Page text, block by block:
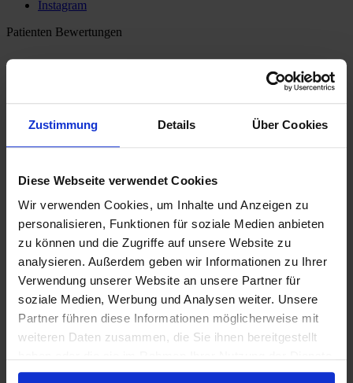
Zustimmung Details Über Cookies
Diese Webseite verwendet Cookies
Wir verwenden Cookies, um Inhalte und Anzeigen zu
personalisieren, Funktionen für soziale Medien anbieten
zu können und die Zugriffe auf unsere Website zu
analysieren. Außerdem geben wir Informationen zu Ihrer
Verwendung unserer Website an unsere Partner für
soziale Medien, Werbung und Analysen weiter. Unsere
Partner führen diese Informationen möglicherweise mit
weiteren Daten zusammen, die Sie ihnen bereitgestellt
gesammelt haben.
Instagram
Patienten Bewertungen